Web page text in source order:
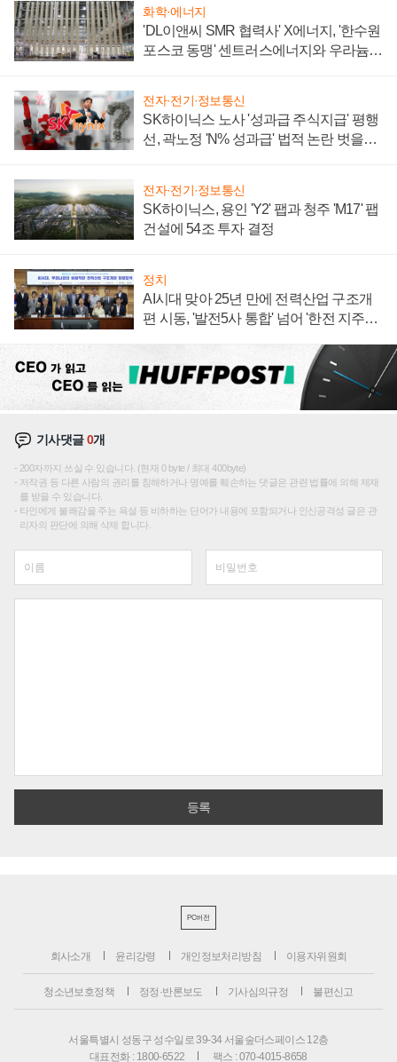
화학·에너지
'DL이앤씨 SMR 협력사' X에너지, '한수원
포스코 동맹' 센트러스에너지와 우라늄
전자·전기·정보통신
SK하이닉스 노사 '성과급 주식지급' 평행
선, 곽노정 'N% 성과급' 법적 논란 벗을지
전자·전기·정보통신
SK하이닉스, 용인 'Y2' 팹과 청주 'M17' 팹
건설에 54조 투자 결정
정치
AI시대 맞아 25년 만에 전력산업 구조개
편 시동, '발전5사 통합' 넘어 '한전 지주사'
기사댓글0개
200자까지 쓰실 수 있습니다. (현재 0 byte / 최대 400byte)
저작권 등 다른 사람의 권리를 침해하거나 명예를 훼손하는 댓글은 관련 법률에 의해 제재
를 받을 수 있습니다.
타인에게 불쾌감을 주는 욕설 등 비하하는 단어가 내용에 포함되거나 인신공격성 글은 관
리자의 판단에 의해 삭제 합니다.
PC버전
회사소개 윤리강령 개인정보처리방침 이용자위원회
청소년보호정책 정정·반론보도 기사심의규정 불편신고
서울특별시 성동구 성수일로 39-34 서울숲더스페이스 12층
대표전화 : 1800-6522
팩스 : 070-4015-8658